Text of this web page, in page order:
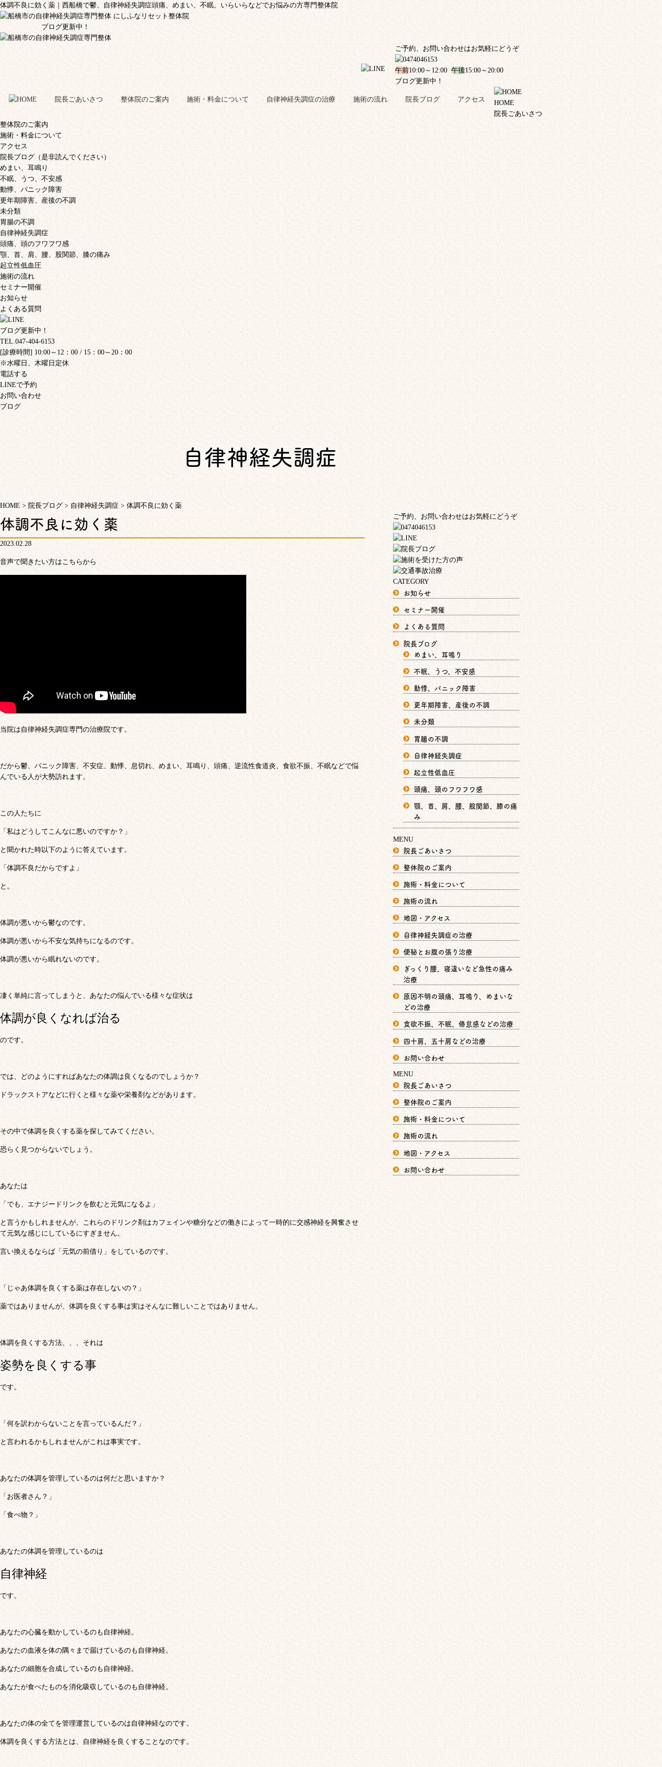
体調不良に効く薬｜西船橋で鬱、自律神経失調症頭痛、めまい、不眠、いらいらなどでお悩みの方専門整体院
ブログ更新中！
ご予約、お問い合わせはお気軽にどうぞ
午前10:00～12:00 午後15:00～20:00
ブログ更新中！
院長ごあいさつ 整体院のご案内 施術・料金について 自律神経失調症の治療 施術の流れ 院長ブログ アクセス
HOME
院長ごあいさつ
整体院のご案内
施術・料金について
アクセス
院長ブログ（是非読んでください）
めまい、耳鳴り
不眠、うつ、不安感
動悸、パニック障害
更年期障害、産後の不調
未分類
胃腸の不調
自律神経失調症
頭痛、頭のフワフワ感
顎、首、肩、腰、股関節、膝の痛み
起立性低血圧
施術の流れ
セミナー開催
お知らせ
よくある質問
ブログ更新中！
TEL.047-404-6153
[診療時間] 10:00～12：00 / 15：00～20：00
※水曜日、木曜日定休
電話する
LINEで予約
お問い合わせ
ブログ
自律神経失調症
HOME > 院長ブログ> 自律神経失調症 > 体調不良に効く薬
体調不良に効く薬
2023.02.28
音声で聞きたい方はこちらから
当院は自律神経失調症専門の治療院です。
だから鬱、パニック障害、不安症、動悸、息切れ、めまい、耳鳴り、頭痛、逆流性食道炎、食欲不振、不眠などで悩
んでいる人が大勢訪れます。
この人たちに
「私はどうしてこんなに悪いのですか？」
と聞かれた時以下のように答えています。
「体調不良だからですよ」
と。
体調が悪いから鬱なのです。
体調が悪いから不安な気持ちになるのです。
体調が悪いから眠れないのです。
凄く単純に言ってしまうと、あなたの悩んでいる様々な症状は
体調が良くなれば治る
のです。
では、どのようにすればあなたの体調は良くなるのでしょうか？
ドラックストアなどに行くと様々な薬や栄養剤などがあります。
その中で体調を良くする薬を探してみてください。
恐らく見つからないでしょう。
あなたは
「でも、エナジードリンクを飲むと元気になるよ」
と言うかもしれませんが、これらのドリンク剤はカフェインや糖分などの働きによって一時的に交感神経を興奮させ
て元気な感じにしているにすぎません。
言い換えるならば「元気の前借り」をしているのです。
「じゃあ体調を良くする薬は存在しないの？」
薬ではありませんが、体調を良くする事は実はそんなに難しいことではありません。
体調を良くする方法、、、それは
姿勢を良くする事
です。
「何を訳わからないことを言っているんだ？」
と言われるかもしれませんがこれは事実です。
あなたの体調を管理しているのは何だと思いますか？
「お医者さん？」
「食べ物？」
あなたの体調を管理しているのは
自律神経
です。
あなたの心臓を動かしているのも自律神経。
あなたの血液を体の隅々まで届けているのも自律神経。
あなたの細胞を合成しているのも自律神経。
あなたが食べたものを消化吸収しているのも自律神経。
あなたの体の全てを管理運営しているのは自律神経なのです。
体調を良くする方法とは、自律神経を良くすることなのです。
ご予約、お問い合わせはお気軽にどうぞ
CATEGORY
お知らせ
セミナー開催
よくある質問
院長ブログ
めまい、耳鳴り
不眠、うつ、不安感
動悸、パニック障害
更年期障害、産後の不調
未分類
胃腸の不調
自律神経失調症
起立性低血圧
頭痛、頭のフワフワ感
顎、首、肩、腰、股関節、膝の痛
み
MENU
院長ごあいさつ
整体院のご案内
施術・料金について
施術の流れ
地図・アクセス
自律神経失調症の治療
便秘とお腹の張り治療
ぎっくり腰、寝違いなど急性の痛み
治療
原因不明の頭痛、耳鳴り、めまいな
どの治療
食欲不振、不眠、倦怠感などの治療
四十肩、五十肩などの治療
お問い合わせ
MENU
院長ごあいさつ
整体院のご案内
施術・料金について
施術の流れ
地図・アクセス
お問い合わせ